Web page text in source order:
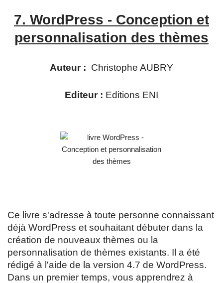
7. WordPress - Conception et
personnalisation des thèmes
Auteur : Christophe AUBRY
Editeur : Editions ENI
Ce livre s'adresse à toute personne connaissant
déjà WordPress et souhaitant débuter dans la
création de nouveaux thèmes ou la
personnalisation de thèmes existants. Il a été
rédigé à l'aide de la version 4.7 de WordPress.
Dans un premier temps, vous apprendrez à